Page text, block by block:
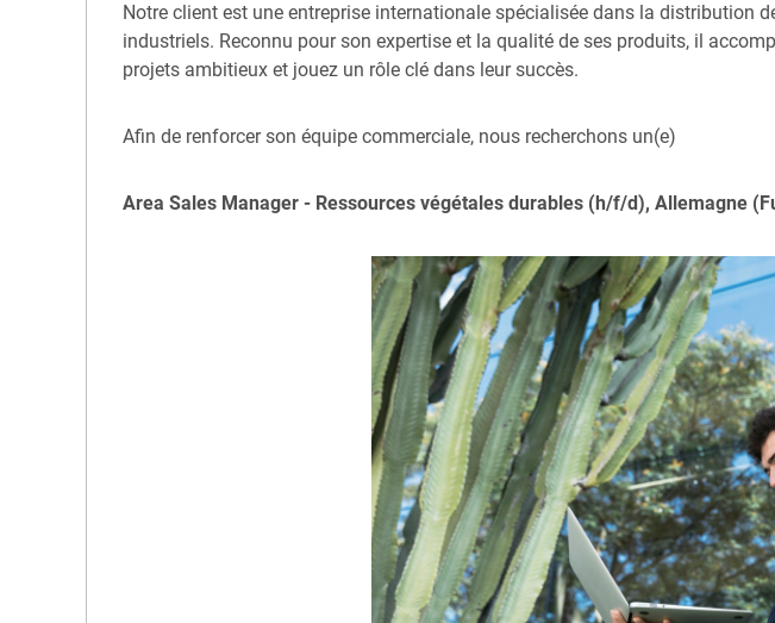
Notre client est une entreprise internationale spécialisée dans la distribution
industriels. Reconnu pour son expertise et la qualité de ses produits, il
projets ambitieux et jouez un rôle clé dans leur succès.
Afin de renforcer son équipe commerciale, nous recherchons un(e)
Area Sales Manager - Ressources végétales durables (h/f/d), Allemagne